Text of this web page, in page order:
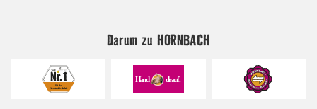
Darum zu HORNBACH